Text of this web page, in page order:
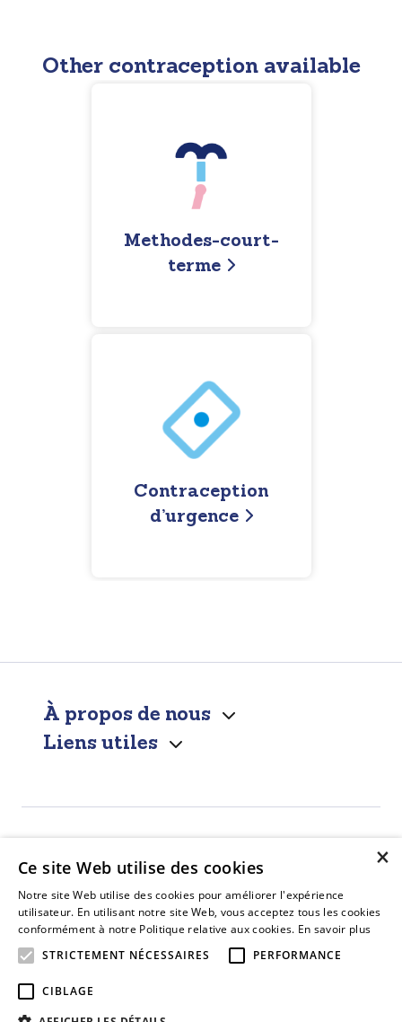
Other contraception available
Methodes-court-
terme
Contraception
d’urgence
À propos de nous
Liens utiles
×
Ce site Web utilise des cookies
Notre site Web utilise des cookies pour améliorer l'expérience
utilisateur. En utilisant notre site Web, vous acceptez tous les cookies
conformément à notre Politique relative aux cookies. En savoir plus
STRICTEMENT NÉCESSAIRES
PERFORMANCE
CIBLAGE